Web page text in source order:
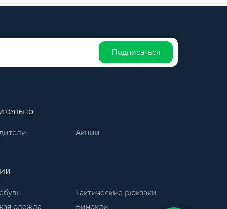
Подписаться
Акции
одежда
Тактические рюкзаки
Бинокли